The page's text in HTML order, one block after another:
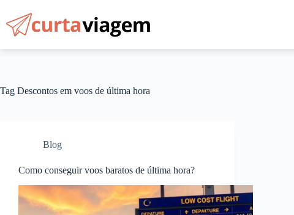
conteúdo
Tag Descontos em voos de última hora
Blog
Como conseguir voos baratos de última hora?